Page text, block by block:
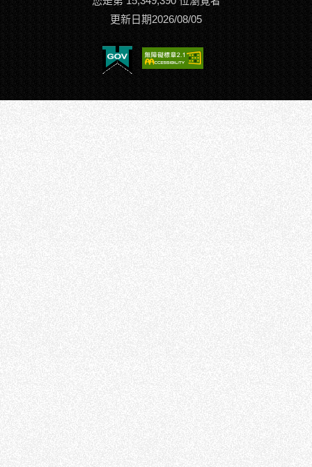
更新日期2026/08/05